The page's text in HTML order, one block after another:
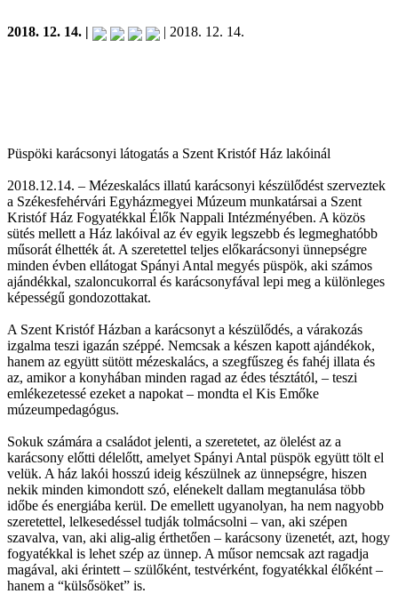
2018. 12. 14. | | 2018. 12. 14.
Püspöki karácsonyi látogatás a Szent Kristóf Ház lakóinál
2018.12.14. – Mézeskalács illatú karácsonyi készülődést szerveztek
a Székesfehérvári Egyházmegyei Múzeum munkatársai a Szent
Kristóf Ház Fogyatékkal Élők Nappali Intézményében. A közös
sütés mellett a Ház lakóival az év egyik legszebb és legmeghatóbb
műsorát élhették át. A szeretettel teljes előkarácsonyi ünnepségre
minden évben ellátogat Spányi Antal megyés püspök, aki számos
ajándékkal, szaloncukorral és karácsonyfával lepi meg a különleges
képességű gondozottakat.
A Szent Kristóf Házban a karácsonyt a készülődés, a várakozás
izgalma teszi igazán széppé. Nemcsak a készen kapott ajándékok,
hanem az együtt sütött mézeskalács, a szegfűszeg és fahéj illata és
az, amikor a konyhában minden ragad az édes tésztától, – teszi
emlékezetessé ezeket a napokat – mondta el Kis Emőke
múzeumpedagógus.
Sokuk számára a családot jelenti, a szeretetet, az ölelést az a
karácsony előtti délelőtt, amelyet Spányi Antal püspök együtt tölt el
velük. A ház lakói hosszú ideig készülnek az ünnepségre, hiszen
nekik minden kimondott szó, elénekelt dallam megtanulása több
időbe és energiába kerül. De emellett ugyanolyan, ha nem nagyobb
szeretettel, lelkesedéssel tudják tolmácsolni – van, aki szépen
szavalva, van, aki alig-alig érthetően – karácsony üzenetét, azt, hogy
fogyatékkal is lehet szép az ünnep. A műsor nemcsak azt ragadja
magával, aki érintett – szülőként, testvérként, fogyatékkal élőként –
hanem a “külsősöket” is.